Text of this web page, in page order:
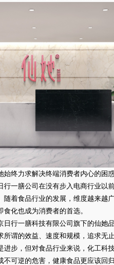
始终力求解决终端消费者内心的困
行一膳公司在没有步入电商行业以
随着食品行业的发展，维度越来越
化也成为消费者的首选。
日行一膳科技有限公司旗下的仙她
谓的效益、速度和规模，追求无
步，但对食品行业来说，化工科
可逆的危害，健康食品更应该回归